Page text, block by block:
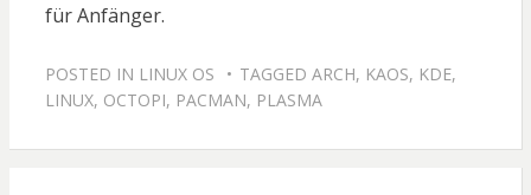
für Anfänger.
POSTED IN LINUX OS TAGGED ARCH, KAOS, KDE,
LINUX, OCTOPI, PACMAN, PLASMA